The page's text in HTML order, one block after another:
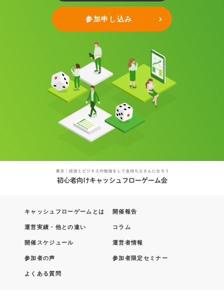
参加申し込み
キャッシュフローゲームとは
運営実績・他との違い
開催スケジュール
参加者の声
よくある質問
開催報告
コラム
運営者情報
参加者限定セミナー